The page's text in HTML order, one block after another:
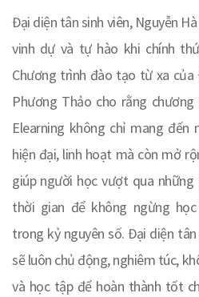
Đại diện tân sinh viên, Nguyễn
vinh dự và tự hào khi chính
Chương trình đào tạo từ xa của
Phương Thảo cho rằng
Elearning không chỉ mang
hiện đại, linh hoạt mà còn mở
giúp người học vượt qua
thời gian để không ngừng
trong kỷ nguyên số. Đại diện
sẽ luôn chủ động, nghiêm túc,
và học tập để hoàn thành tốt